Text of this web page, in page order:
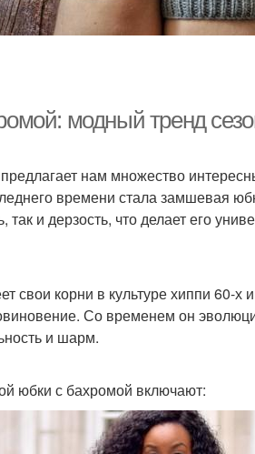
модный тренд
нам множество
времени стала замшевая
так и дерзость, что делает его
корни в культуре хиппи 60-х и
Со временем он
и шарм.
юбки с бахромой включают: